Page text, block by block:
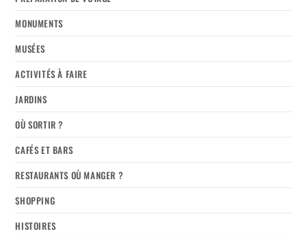
MONUMENTS
MUSÉES
ACTIVITÉS À FAIRE
JARDINS
OÙ SORTIR ?
CAFÉS ET BARS
RESTAURANTS OÙ MANGER ?
SHOPPING
HISTOIRES